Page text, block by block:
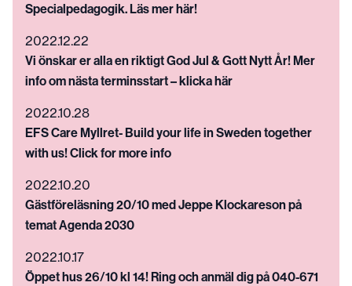
Specialpedagogik. Läs mer här!
2022.12.22
Vi önskar er alla en riktigt God Jul & Gott Nytt År! Mer
info om nästa terminsstart – klicka här
2022.10.28
EFS Care Myllret- Build your life in Sweden together
with us! Click for more info
2022.10.20
Gästföreläsning 20/10 med Jeppe Klockareson på
temat Agenda 2030
2022.10.17
Öppet hus 26/10 kl 14! Ring och anmäl dig på 040-671